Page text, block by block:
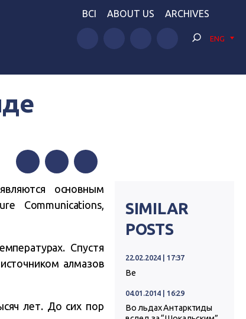
BCI ABOUT US ARCHIVES
ENG
FacebookTwitterTelegram
основным
Communications,
Спустя
алмазов
лет. До сих пор
SIMILAR
POSTS
22.02.2024 | 17:37
Ве
04.01.2014 | 16:29
Во льдах Антарктиды